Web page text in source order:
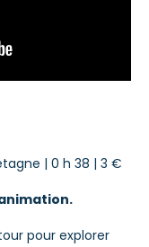
| 0 h 38 | 3 €
pour explorer